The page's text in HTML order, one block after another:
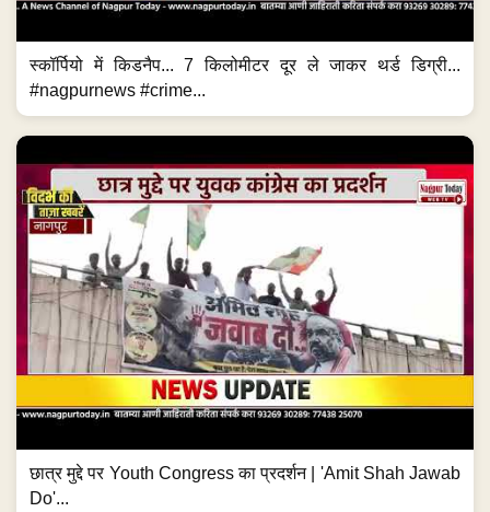
स्कॉर्पियो में किडनैप... 7 किलोमीटर दूर ले जाकर थर्ड डिग्री...
#nagpurnews #crime...
छात्र मुद्दे पर Youth Congress का प्रदर्शन | 'Amit Shah Jawab
Do'...